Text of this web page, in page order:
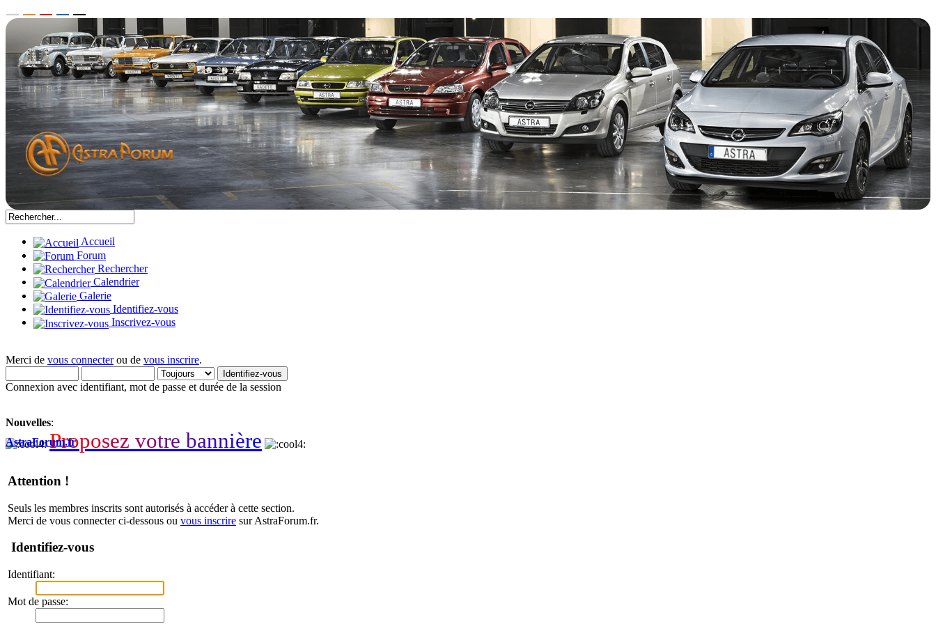
Accueil
Forum
Rechercher
Calendrier
Galerie
Identifiez-vous
Inscrivez-vous
Merci de vous connecterou de vous inscrire.
Connexion avec identifiant, mot de passe et durée de la session
Nouvelles:
Proposez votre bannière
AstraForum.fr
Attention !
Seuls les membres inscrits sont autorisés à accéder à cette section.
Merci de vous connecter ci-dessous ou vous inscrire sur AstraForum.fr.
Identifiez-vous
Identifiant:
Mot de passe: